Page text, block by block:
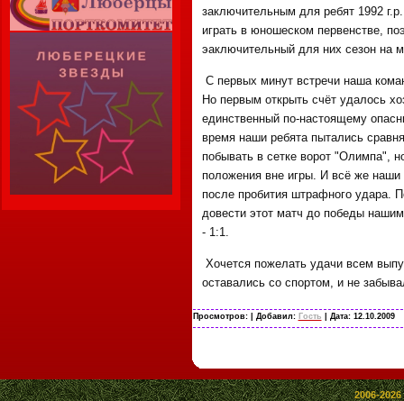
заключительным для ребят 1992
играть в юношеском первенстве,
эаключительный для них сезон на
С первых минут встречи наша
Но первым открыть счёт удалось
единственный по-настоящему
время наши ребята пытались
побывать в сетке ворот "Олимпа",
положения вне игры. И всё же наши
после пробития штрафного удара.
довести этот матч до победы
- 1:1.
Хочется пожелать удачи всем
оставались со спортом, и не
Просмотров: | Добавил: Гость | Дата: 12.10.2009
2006-